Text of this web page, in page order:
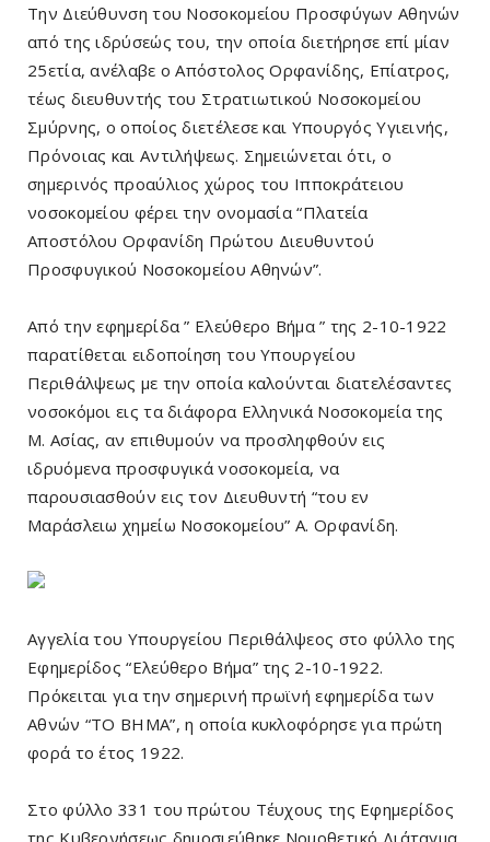
Την Διεύθυνση του Νοσοκομείου Προσφύγων Αθηνών
από της ιδρύσεώς του, την οποία διετήρησε επί μίαν
25ετία, ανέλαβε ο Απόστολος Ορφανίδης, Επίατρος,
τέως διευθυντής του Στρατιωτικού Νοσοκομείου
Σμύρνης, ο οποίος διετέλεσε και Υπουργός Υγιεινής,
Πρόνοιας και Αντιλήψεως. Σημειώνεται ότι, ο
σημερινός προαύλιος χώρος του Ιπποκράτειου
νοσοκομείου φέρει την ονομασία “Πλατεία
Αποστόλου Ορφανίδη Πρώτου Διευθυντού
Προσφυγικού Νοσοκομείου Αθηνών”.
Από την εφημερίδα ” Ελεύθερο Βήμα ” της 2-10-1922
παρατίθεται ειδοποίηση του Υπουργείου
Περιθάλψεως με την οποία καλούνται διατελέσαντες
νοσοκόμοι εις τα διάφορα Ελληνικά Νοσοκομεία της
Μ. Ασίας, αν επιθυμούν να προσληφθούν εις
ιδρυόμενα προσφυγικά νοσοκομεία, να
παρουσιασθούν εις τον Διευθυντή “του εν
Μαράσλειω χημείω Νοσοκομείου” Α. Ορφανίδη.
Αγγελία του Υπουργείου Περιθάλψεος στο φύλλο της
Εφημερίδος “Ελεύθερο Βήμα” της 2-10-1922.
Πρόκειται για την σημερινή πρωϊνή εφημερίδα των
Αθνών “ΤΟ ΒΗΜΑ”, η οποία κυκλοφόρησε για πρώτη
φορά το έτος 1922.
Στο φύλλο 331 του πρώτου Τέυχους της Εφημερίδος
της Κυβερνήσεως δημοσιεύθηκε Νομοθετικό Διάταγμα